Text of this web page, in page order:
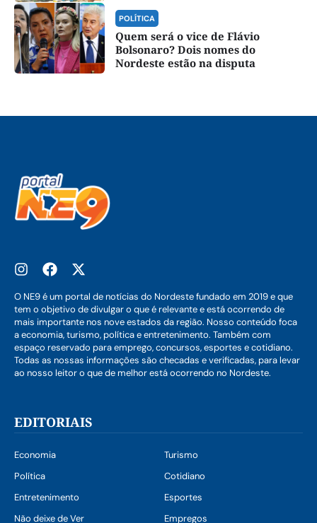
POLÍTICA
Quem será o vice de Flávio
Bolsonaro? Dois nomes do
Nordeste estão na disputa
O NE9 é um portal de notícias do Nordeste fundado em 2019 e que
tem o objetivo de divulgar o que é relevante e está ocorrendo de
mais importante nos nove estados da região. Nosso conteúdo foca
a economia, turismo, política e entretenimento. Também com
espaço reservado para emprego, concursos, esportes e cotidiano.
Todas as nossas informações são checadas e verificadas, para levar
ao nosso leitor o que de melhor está ocorrendo no Nordeste.
EDITORIAIS
Economia
Turismo
Política
Cotidiano
Entretenimento
Esportes
Não deixe de Ver
Empregos